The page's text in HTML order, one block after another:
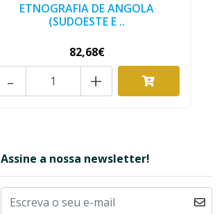
ETNOGRAFIA DE ANGOLA
(SUDOESTE E ..
82,68€
+
-
Assine a nossa newsletter!